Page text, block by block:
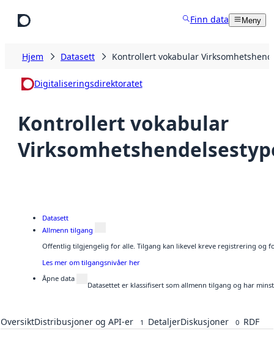
Finn data Meny
Hjem Datasett Kontrollert vokabular
Digitaliseringsdirektoratet
Kontrollert vokabular
Datasett
Allmenn tilgang
Offentlig tilgjengelig for alle. Tilgang kan likevel kreve registrering og
Les mer om tilgangsnivåer her
Åpne data
Datasettet er klassifisert som allmenn tilgang og har
OversiktDistribusjoner og API-er 1 DetaljerDiskusjoner 0 RDF